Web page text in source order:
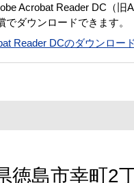
Acrobat Reader DC（旧
ダウンロードできます。
Reader DCのダウンロー
島市幸町2